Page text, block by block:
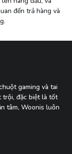
đến trả hàng và
gaming và tai
trội, đặc biệt là tốt
tâm, Woonis luôn